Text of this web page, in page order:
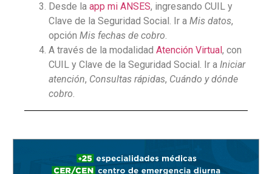
Desde la app mi ANSES, ingresando CUIL y
Clave de la Seguridad Social. Ir a Mis datos,
opción Mis fechas de cobro.
A través de la modalidad Atención Virtual, con
CUIL y Clave de la Seguridad Social. Ir a Iniciar
atención, Consultas rápidas, Cuándo y dónde
cobro.